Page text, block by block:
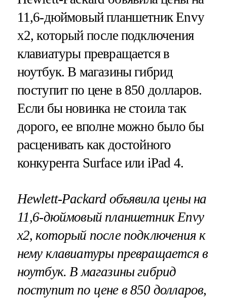
11,6-дюймовый планшетник Envy
x2, который после подключения
клавиатуры превращается в
ноутбук. В магазины гибрид
поступит по цене в 850 долларов.
Если бы новинка не стоила так
дорого, ее вполне можно было бы
расценивать как достойного
конкурента Surface или iPad 4.
Hewlett-Packard объявила цены на
11,6-дюймовый планшетникEnvy
x2,который после подключения к
нему клавиатуры превращается в
ноутбук. В магазины гибрид
поступит по цене в 850 долларов,